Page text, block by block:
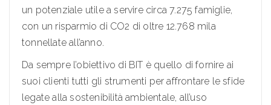
un potenziale utile a servire circa 7.275 famiglie,
con un risparmio di CO2 di oltre 12.768 mila
tonnellate all’anno.
Da sempre l’obiettivo di BIT è quello di fornire ai
suoi clienti tutti gli strumenti per affrontare le sfide
legate alla sostenibilità ambientale, all’uso